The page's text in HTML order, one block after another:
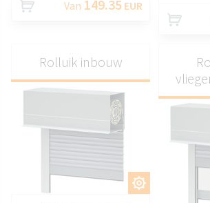
Van 149.35 EUR
AANPASSEN
Rolluik inbouw